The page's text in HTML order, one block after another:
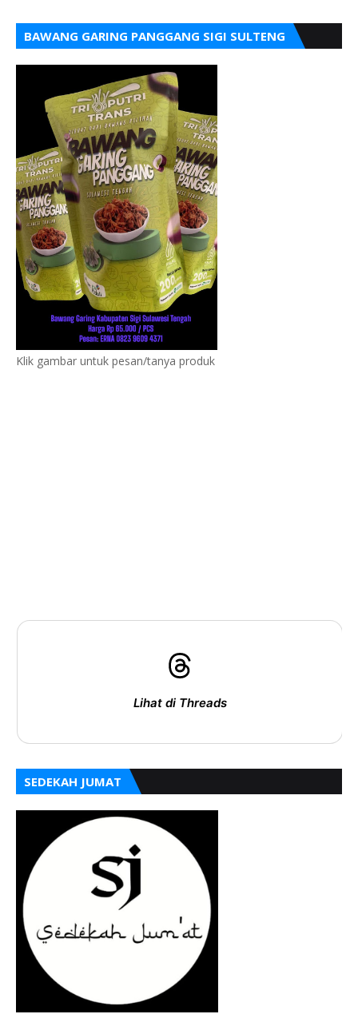
BAWANG GARING PANGGANG SIGI SULTENG
Klik gambar untuk pesan/tanya produk
Lihat di Threads
SEDEKAH JUMAT